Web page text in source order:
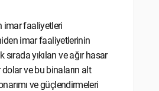
imar faaliyetleri
imar faaliyetlerinin
yıkılan ve ağır hasar
ve bu binaların alt
ve güçlendirmeleri